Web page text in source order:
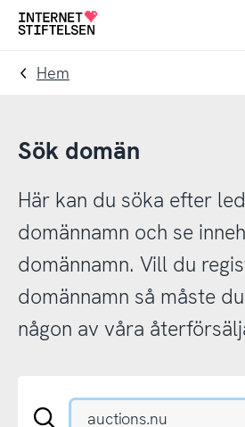
Till
navigering
Till
innehåll
Till
Hem
Sök domän
Här kan du söka efter
domännamn och se
domännamn. Vill du
domännamn så måste
någon av våra
Sök